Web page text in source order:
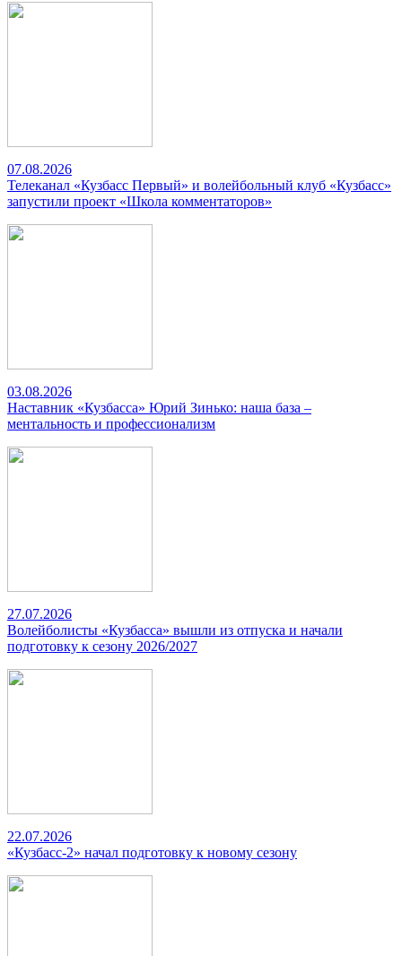
07.08.2026
Телеканал «Кузбасс Первый» и волейбольный клуб «Кузбасс»
запустили проект «Школа комментаторов»
03.08.2026
Наставник «Кузбасса» Юрий Зинько: наша база –
ментальность и профессионализм
27.07.2026
Волейболисты «Кузбасса» вышли из отпуска и начали
подготовку к сезону 2026/2027
22.07.2026
«Кузбасс-2» начал подготовку к новому сезону